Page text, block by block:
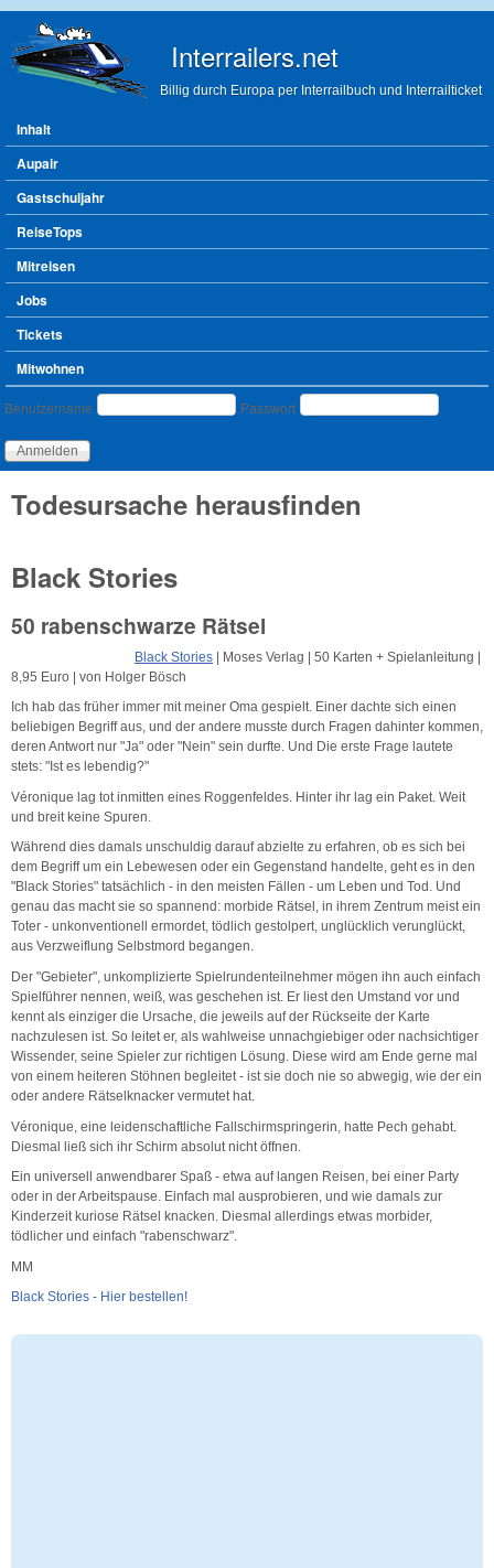
Interrailers.net
Billig durch Europa per Interrailbuch und Interrailticket
Hauptmenü
Inhalt
Aupair
Gastschuljahr
ReiseTops
Mitreisen
Jobs
Tickets
Mitwohnen
Benutzeranmeldung
Benutzername Passwort
Todesursache herausfinden
Black Stories
50 rabenschwarze Rätsel
Black Stories | Moses Verlag | 50 Karten + Spielanleitung |
8,95 Euro | von Holger Bösch
Ich hab das früher immer mit meiner Oma gespielt. Einer dachte sich einen
beliebigen Begriff aus, und der andere musste durch Fragen dahinter kommen,
deren Antwort nur "Ja" oder "Nein" sein durfte. Und Die erste Frage lautete
stets: "Ist es lebendig?"
Véronique lag tot inmitten eines Roggenfeldes. Hinter ihr lag ein Paket. Weit
und breit keine Spuren.
Während dies damals unschuldig darauf abzielte zu erfahren, ob es sich bei
dem Begriff um ein Lebewesen oder ein Gegenstand handelte, geht es in den
"Black Stories" tatsächlich - in den meisten Fällen - um Leben und Tod. Und
genau das macht sie so spannend: morbide Rätsel, in ihrem Zentrum meist ein
Toter - unkonventionell ermordet, tödlich gestolpert, unglücklich verunglückt,
aus Verzweiflung Selbstmord begangen.
Der "Gebieter", unkomplizierte Spielrundenteilnehmer mögen ihn auch einfach
Spielführer nennen, weiß, was geschehen ist. Er liest den Umstand vor und
kennt als einziger die Ursache, die jeweils auf der Rückseite der Karte
nachzulesen ist. So leitet er, als wahlweise unnachgiebiger oder nachsichtiger
Wissender, seine Spieler zur richtigen Lösung. Diese wird am Ende gerne mal
von einem heiteren Stöhnen begleitet - ist sie doch nie so abwegig, wie der ein
oder andere Rätselknacker vermutet hat.
Véronique, eine leidenschaftliche Fallschirmspringerin, hatte Pech gehabt.
Diesmal ließ sich ihr Schirm absolut nicht öffnen.
Ein universell anwendbarer Spaß - etwa auf langen Reisen, bei einer Party
oder in der Arbeitspause. Einfach mal ausprobieren, und wie damals zur
Kinderzeit kuriose Rätsel knacken. Diesmal allerdings etwas morbider,
tödlicher und einfach "rabenschwarz".
MM
Black Stories - Hier bestellen!